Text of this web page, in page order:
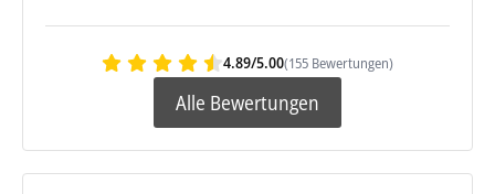
4.89/5.00(155 Bewertungen)
Alle Bewertungen